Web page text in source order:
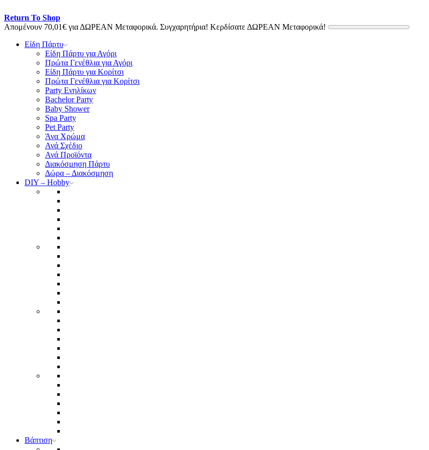
Return To Shop
Απομένουν 70,01€ για ΔΩΡΕΑΝ Μεταφορικά. Συγχαρητήρια! Κερδίσατε ΔΩΡΕΑΝ Μεταφορικά!
Είδη Πάρτυ
Είδη Πάρτυ για Αγόρι
Πρώτα Γενέθλια για Αγόρι
Είδη Πάρτυ για Κορίτσι
Πρώτα Γενέθλια για Κορίτσι
Party Ενηλίκων
Bachelor Party
Baby Shower
Spa Party
Pet Party
Άνα Χρώμα
Ανά Σχέδιο
Ανά Προϊόντα
Διακόσμηση Πάρτυ
Δώρα – Διακόσμηση
DIY – Hobby
Βάπτιση